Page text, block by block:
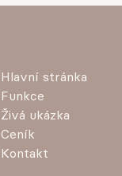
Hlavní stránka
Funkce
Živá ukázka
Ceník
Kontakt